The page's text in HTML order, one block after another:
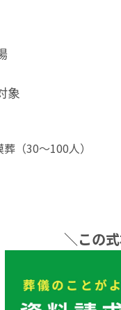
象
（30〜100⼈）
＼この